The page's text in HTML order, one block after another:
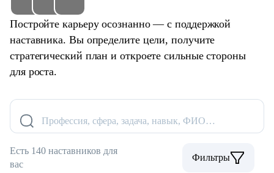
Постройте карьеру осознанно — с поддержкой
наставника. Вы определите цели, получите
стратегический план и откроете сильные стороны
для роста.
Профессия, сфера, задача, навык, ФИО…
Есть 140 наставников для
вас
Фильтры